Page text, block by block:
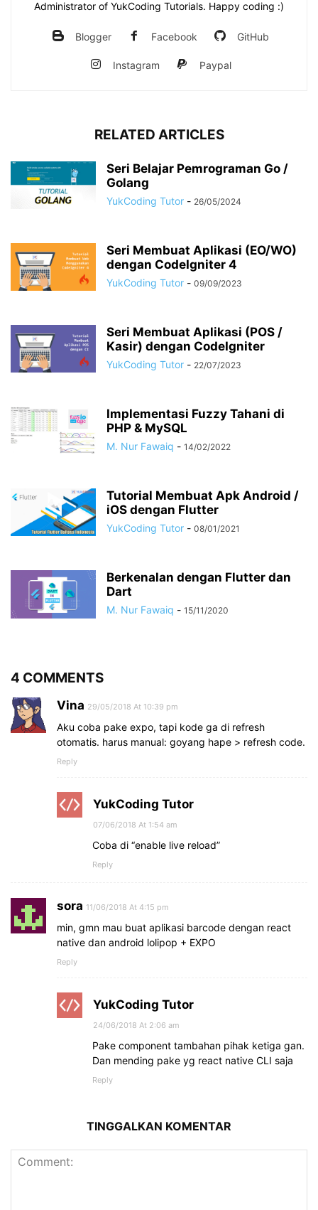
Administrator of YukCoding Tutorials. Happy coding :)
Blogger Facebook GitHub
Instagram Paypal
RELATED ARTICLES
Seri Belajar Pemrograman Go /
Golang
YukCoding Tutor - 26/05/2024
Seri Membuat Aplikasi (EO/WO)
dengan CodeIgniter 4
YukCoding Tutor - 09/09/2023
Seri Membuat Aplikasi (POS /
Kasir) dengan CodeIgniter
YukCoding Tutor - 22/07/2023
Implementasi Fuzzy Tahani di
PHP & MySQL
M. Nur Fawaiq - 14/02/2022
Tutorial Membuat Apk Android /
iOS dengan Flutter
YukCoding Tutor - 08/01/2021
Berkenalan dengan Flutter dan
Dart
M. Nur Fawaiq - 15/11/2020
4 COMMENTS
Vina 29/05/2018 At 10:39 pm
Aku coba pake expo, tapi kode ga di refresh
otomatis. harus manual: goyang hape > refresh code.
Reply
YukCoding Tutor
07/06/2018 At 1:54 am
Coba di “enable live reload”
Reply
sora 11/06/2018 At 4:15 pm
min, gmn mau buat aplikasi barcode dengan react
native dan android lolipop + EXPO
Reply
YukCoding Tutor
24/06/2018 At 2:06 am
Pake component tambahan pihak ketiga gan.
Dan mending pake yg react native CLI saja
Reply
TINGGALKAN KOMENTAR